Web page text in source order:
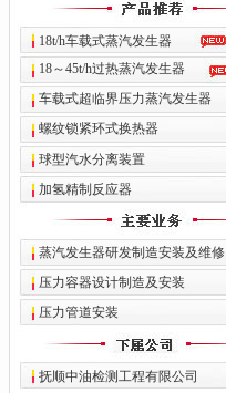
18t/h车载式蒸汽发生器
18～45t/h过热蒸汽发生器
车载式超临界压力蒸汽发生器
螺纹锁紧环式换热器
球型汽水分离装置
加氢精制反应器
蒸汽发生器研发制造安装及维修
压力容器设计制造及安装
压力管道安装
抚顺中油检测工程有限公司